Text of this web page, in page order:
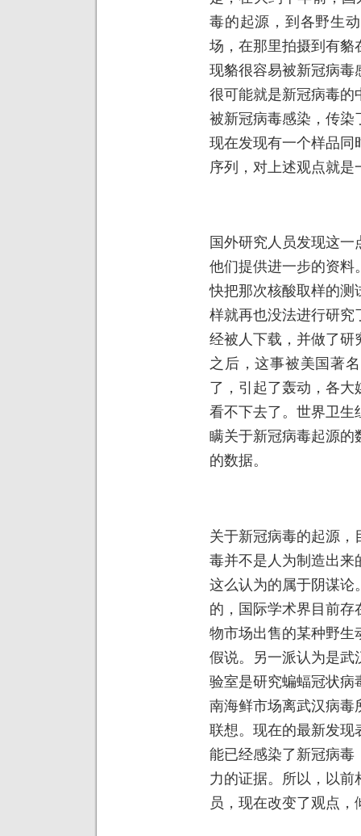
毒的起源，到各野生
场，在那里拍摄到有貉
现貉很容易被新冠病毒
很可能就是新冠病毒的
被新冠病毒感染，传染
现在发现有一个样品同
序列，对上述观点就是
国外研究人员发现这
他们提供进一步的资料
快把那次核酸取样的测
样就再也没法进行研究
经被人下载，并做了研
之后，这事被美国著
了，引起了轰动，各
看不下去了。世界卫生
瞒关于新冠病毒起源的
的数据。
关于新冠病毒的起源
毒并不是人为制造出来
这么认为的属于阴谋论
的，国际学术界目前
物市场出售的某种野生
假说。另一派认为是武
验室是研究蝙蝠冠状病
南海鲜市场离武汉病毒
联想。现在的最新发现
能已经感染了新冠病毒
力的证据。所以，以
员，现在改变了观点